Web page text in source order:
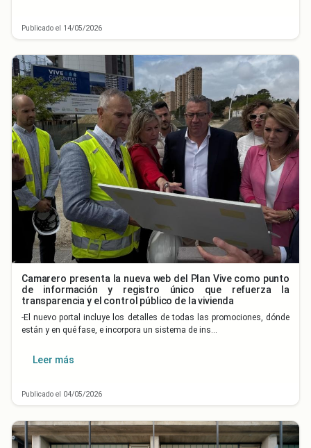
Publicado el 14/05/2026
Camarero presenta la nueva web del Plan Vive como punto
de información y registro único que refuerza la
transparencia y el control público de la vivienda
-El nuevo portal incluye los detalles de todas las promociones, dónde
están y en qué fase, e incorpora un sistema de ins…
Leer más
Publicado el 04/05/2026